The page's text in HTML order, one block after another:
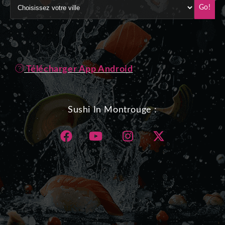
Go!
Télécharger App Android
Sushi In Montrouge :